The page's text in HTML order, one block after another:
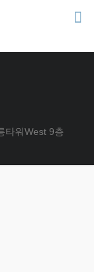
타워West 9층